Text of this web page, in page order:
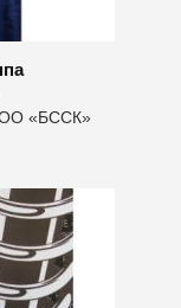
ОО «БССК»